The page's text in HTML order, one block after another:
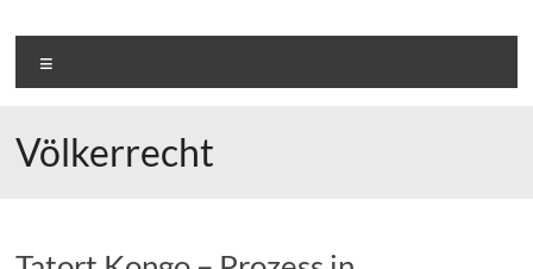
Völkerrecht